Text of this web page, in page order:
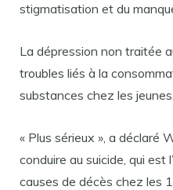
stigmatisation et du
La dépression non traitée
troubles liés à la
substances chez les
« Plus sérieux », a déclaré
conduire au suicide, qui est
causes de décès chez les